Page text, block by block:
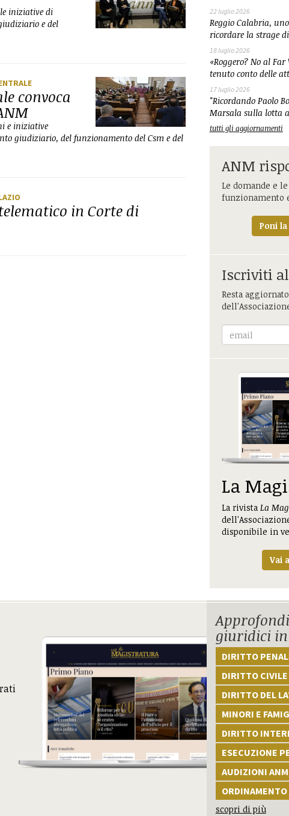
iniziative di
e del
convoca
e iniziative
giudiziario, del funzionamento del Csm e del
in Corte di
22 luglio 2026
Reggio Calabria,
ricordare la strage
18 luglio 2026
«Roggero? No al
tenuto conto delle
17 luglio 2026
"Ricordando Paolo
Marsala sulla lotta
tutti gli aggiornamenti
ANM
Le domande e
funzionamento
Poni
Iscriviti
Resta
La
La rivista La
disponibile in
Vai
giuridici
DIRITTO
DIRITTO CIVILE
DIRITTO DEL
MINORI E
DIRITTO
ESECUZIONE
AUDIZIONI ANM
scopri di più